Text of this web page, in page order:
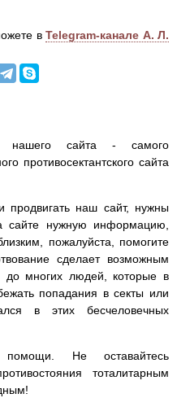
в Telegram-канале А. Л.
нашего сайта - самого
противосектантского сайта
продвигать наш сайт, нужны
сайте нужную информацию,
пожалуйста, помогите
сделает возможным
до многих людей, которые в
попадания в секты или
в этих бесчеловечных
Не оставайтесь
тоталитарным